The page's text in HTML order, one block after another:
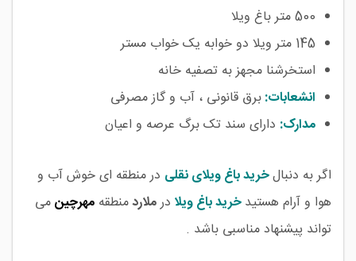
500 متر باغ ویلا
145 متر ویلا دو خوابه یک خواب مستر
استخرشنا مجهز به تصفیه خانه
انشعابات:برق قانونی ، آب و گاز مصرفی
مدارک: دارای سند تک برگ عرصه و اعیان
اگر به دنبالخرید باغ ویلای نقلی در منطقه ای خوش آب و
هوا و آرام هستیدخرید باغ ویلا درملاردمنطقه مهرچینمی
تواند پیشنهاد مناسبی باشد .